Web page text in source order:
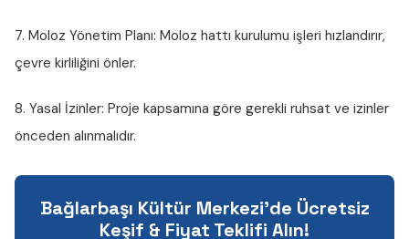
7. Moloz Yönetim Planı: Moloz hattı kurulumu işleri hızlandırır,
çevre kirliliğini önler.
8. Yasal İzinler: Proje kapsamına göre gerekli ruhsat ve izinler
önceden alınmalıdır.
Bağlarbaşı Kültür Merkezi'de Ücretsiz
Keşif & Fiyat Teklifi Alın!